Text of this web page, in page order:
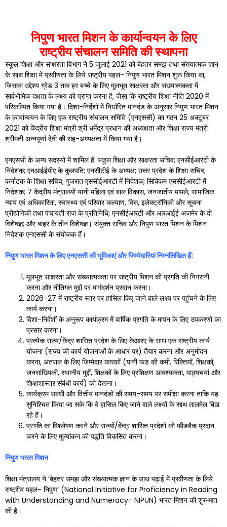
निपुण भारत मिशन के कार्यान्वयन के लिए
राष्ट्रीय संचालन समिति की स्थापना
स्कूल शिक्षा और साक्षरता विभाग ने 5 जुलाई 2021 को बेहतर समझ तथा संख्यात्मक ज्ञान
के साथ शिक्षा में प्रवीणता के लिये राष्ट्रीय पहल- निपुण भारत मिशन शुरू किया था,
जिसका उद्देश्य ग्रेड 3 तक हर बच्चे के लिए मूलभूत साक्षरता और संख्यात्मकता में
सार्वभौमिक दक्षता के लक्ष्य को प्राप्त करना है, जैसा कि राष्ट्रीय शिक्षा नीति 2020 में
परिकल्पित किया गया है। दिशा-निर्देशों में निर्धारित मानदंड के अनुसार निपुण भारत मिशन
के कार्यान्वयन के लिए एक राष्ट्रीय संचालन समिति (एनएससी) का गठन 25 अक्टूबर
2021 को केंद्रीय शिक्षा मंत्री श्री धर्मेंद्र प्रधान की अध्यक्षता और शिक्षा राज्य मंत्री
श्रीमती अन्नपूर्णा देवी की सह-अध्यक्षता में किया गया है।
एनएससी के अन्य सदस्यों में शामिल हैं: स्कूल शिक्षा और साक्षरता सचिव; एनसीईआरटी के
निदेशक; एनआईईपीए के कुलपति; एनसीटीई के अध्यक्ष; उत्तर प्रदेश के शिक्षा सचिव;
कर्नाटक के शिक्षा सचिव; गुजरात एससीईआरटी में निदेशक; सिक्किम एससीईआरटी में
निदेशक; 7 केंद्रीय मंत्रालयों यानी महिला एवं बाल विकास, जनजातीय मामले, सामाजिक
न्याय एवं अधिकारिता, स्वास्थ्य एवं परिवार कल्याण, वित्त, इलेक्ट्रॉनिकी और सूचना
प्रौद्योगिकी तथा पंचायती राज के प्रतिनिधि; एनसीईआरटी और आरआईई अजमेर के दो
विशेषज्ञ; और बाहर के तीन विशेषज्ञ। संयुक्त सचिव और निपुण भारत मिशन के मिशन
निदेशक एनएससी के संयोजक हैं।
निपुण भारत मिशन के लिए एनएससी की भूमिकाएं और जिम्मेदारियां निम्नलिखित हैं:
मूलभूत साक्षरता और संख्यात्मकता पर राष्ट्रीय मिशन की प्रगति की निगरानी
करना और नीतिगत मुद्दों पर मार्गदर्शन प्रदान करना।
2026-27 में राष्ट्रीय स्तर पर हासिल किए जाने वाले लक्ष्य पर पहुंचने के लिए
कार्य करना।
दिशा-निर्देशों के अनुरूप कार्यक्रम में वार्षिक प्रगति के मापन के लिए उपकरणों का
प्रसार करना।
प्रत्येक राज्य/केंद्र शासित प्रदेश के लिए केआरए के साथ एक राष्ट्रीय कार्य
योजना (राज्य की कार्य योजनाओं के आधार पर) तैयार करना और अनुमोदन
करना, अंतराल के लिए जिम्मेदार कारकों (यानी फंड की कमी, रिक्तियों, शिक्षकों,
जनसांख्यिकी, स्थानीय मुद्दों, शिक्षकों के लिए प्रशिक्षण आवश्यकता, पाठ्यचर्या और
शिक्षाशास्त्र संबंधी कार्य) को देखना।
कार्यक्रम संबंधी और वित्तीय मानदंडों की समय-समय पर समीक्षा करना ताकि यह
सुनिश्चित किया जा सके कि वे हासिल किए जाने वाले लक्ष्यों के साथ तालमेल बिठा
रहे हैं।
प्रगति का विश्लेषण करने और राज्यों/केंद्र शासित प्रदेशों को फीडबैक प्रदान
करने के लिए मूल्यांकन की पद्धति विकसित करना।
निपुण भारत मिशन
शिक्षा मंत्रालय ने ‘बेहतर समझ और संख्यात्मक ज्ञान के साथ पढ़ाई में प्रवीणता के लिये
राष्ट्रीय पहल- निपुण’ (National Initiative for Proficiency in Reading
with Understanding and Numeracy- NIPUN) भारत मिशन की शुरुआत
की है।